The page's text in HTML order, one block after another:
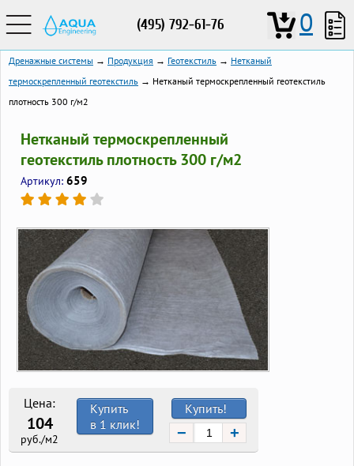
(495) 792-61-76 0
Дренажные системы → Продукция → Геотекстиль → Нетканый
термоскрепленный геотекстиль → Нетканый термоскрепленный геотекстиль
плотность 300 г/м2
Нетканый термоскрепленный
геотекстиль плотность 300 г/м2
Артикул: 659
Цена:
104
руб./м2
Купить!
− +
Купить
в 1 клик!